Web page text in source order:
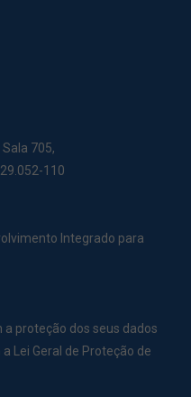
705,
110
Integrado para
proteção dos seus dados
Lei Geral de Proteção de